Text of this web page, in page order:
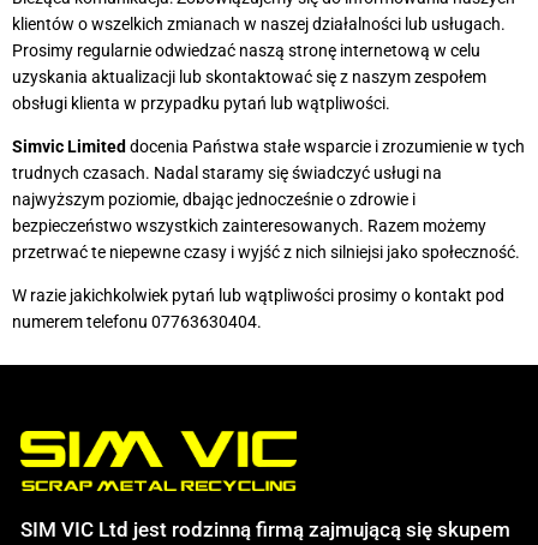
klientów o wszelkich zmianach w naszej działalności lub usługach.
Prosimy regularnie odwiedzać naszą stronę internetową w celu
uzyskania aktualizacji lub skontaktować się z naszym zespołem
obsługi klienta w przypadku pytań lub wątpliwości.
Simvic Limited docenia Państwa stałe wsparcie i zrozumienie w tych
trudnych czasach. Nadal staramy się świadczyć usługi na
najwyższym poziomie, dbając jednocześnie o zdrowie i
bezpieczeństwo wszystkich zainteresowanych. Razem możemy
przetrwać te niepewne czasy i wyjść z nich silniejsi jako społeczność.
W razie jakichkolwiek pytań lub wątpliwości prosimy o kontakt pod
numerem telefonu 07763630404.
SIM VIC Ltd jest rodzinną firmą zajmującą się skupem